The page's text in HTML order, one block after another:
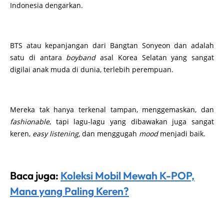
Indonesia dengarkan.
BTS atau kepanjangan dari Bangtan Sonyeon dan adalah
satu di antara boybandasal Korea Selatan yang sangat
digilai anak muda di dunia, terlebih perempuan.
Mereka tak hanya terkenal tampan, menggemaskan, dan
fashionable, tapi lagu-lagu yang dibawakan juga sangat
keren, easy listening, dan menggugah moodmenjadi baik.
Baca juga: Koleksi Mobil Mewah K-POP,
Mana yang Paling Keren?